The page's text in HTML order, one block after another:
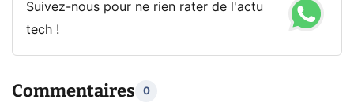
Suivez-nous pour ne rien rater de l'actu
tech !
Commentaires 0